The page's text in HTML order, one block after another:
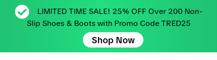
LIMITED TIME SALE! 25% OFF Over 200 Non-
Slip Shoes & Boots with Promo Code TRED25
Shop Now